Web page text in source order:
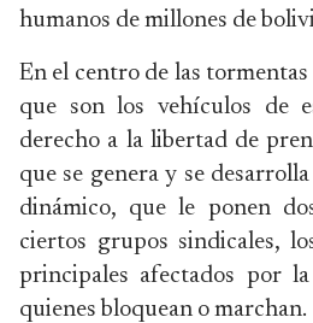
humanos de millones de
En el centro de las
que son los vehículos de
derecho a la libertad de
que se genera y se
dinámico, que le ponen
ciertos grupos sindicales,
principales afectados por
quienes bloquean o marchan.